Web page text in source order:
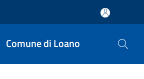
Comune di Loano